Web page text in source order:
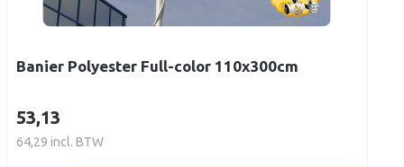
Banier Polyester Full-color 110x300cm
53,13
64,29 incl. BTW